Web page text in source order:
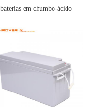
baterias em chumbo-ácido